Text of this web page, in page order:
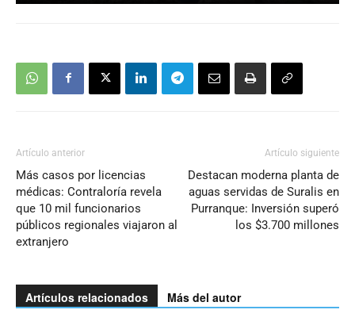
Artículo anterior
Más casos por licencias
médicas: Contraloría revela
que 10 mil funcionarios
públicos regionales viajaron al
extranjero
Artículo siguiente
Destacan moderna planta de
aguas servidas de Suralis en
Purranque: Inversión superó
los $3.700 millones
Artículos relacionados Más del autor